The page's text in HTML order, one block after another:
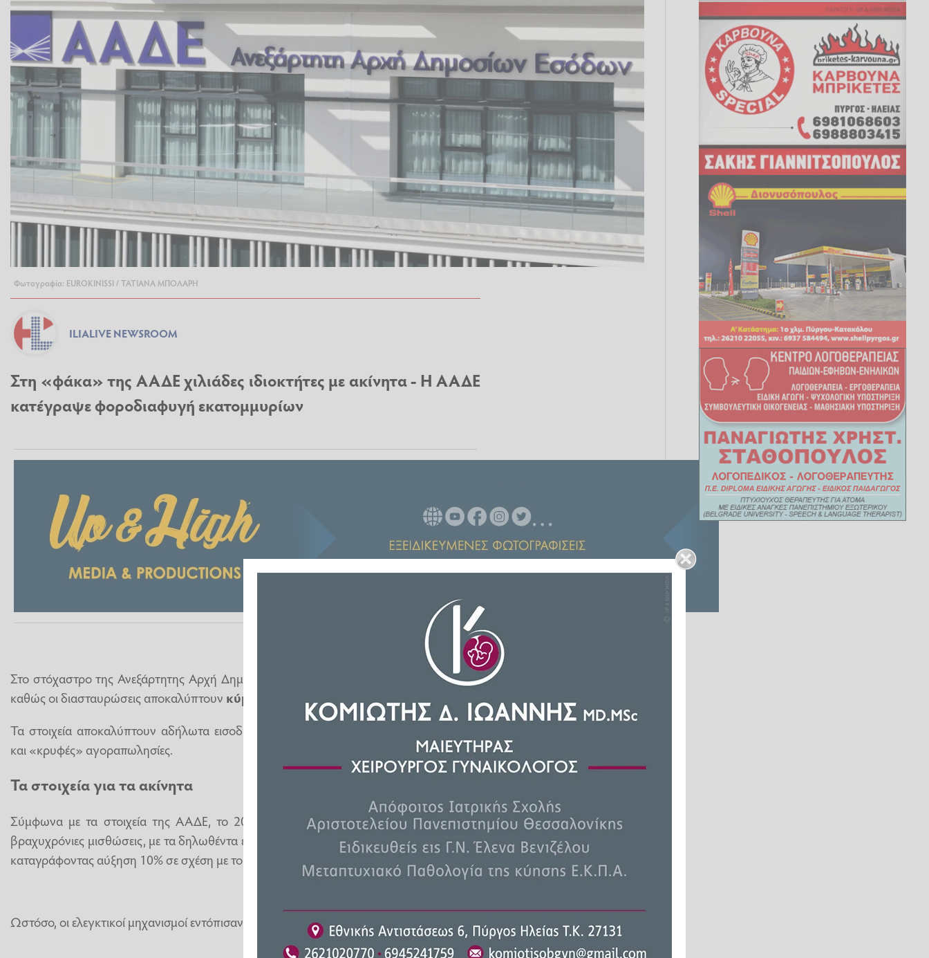
Φωτογραφία: EUROKINISSI / ΤΑΤΙΑΝΑ ΜΠΟΛΑΡΗ
ILIALIVE NEWSROOM
Στη «φάκα» της ΑΑΔΕ χιλιάδες ιδιοκτήτες με ακίνητα - Η ΑΑΔΕ
κατέγραψε φοροδιαφυγή εκατομμυρίων
Στο στόχαστρο της Ανεξάρτητης Αρχή Δημοσίων Εσόδων (ΑΑΔΕ) μπαίνουν τα ακίνητα
καθώς οι διασταυρώσεις αποκαλύπτουν κύμα φοροδιαφυγής
Τα στοιχεία αποκαλύπτουν αδήλωτα εισοδήματα από
και «κρυφές» αγοραπωλησίες.
Τα στοιχεία για τα ακίνητα
Σύμφωνα με τα στοιχεία της ΑΑΔΕ, το 2025 υποβλήθηκαν 2,46 εκατ. δηλώσεις για
βραχυχρόνιες μισθώσεις, με τα δηλωθέντα εισοδήματα να φθάνουν τα 973,7 εκατ. ευρώ,
καταγράφοντας αύξηση 10% σε σχέση με το προηγούμενο έτος.
Ωστόσο, οι ελεγκτικοί μηχανισμοί εντόπισαν εκτεταμένες αποκλίσεις.